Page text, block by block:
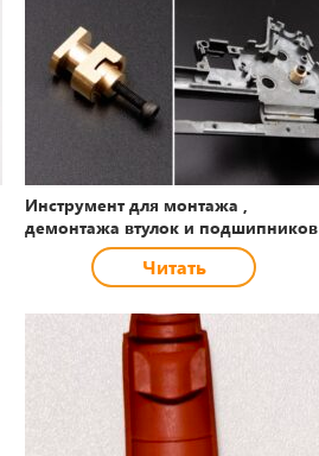
Инструмент для монтажа ,
демонтажа втулок и подшипников
Читать